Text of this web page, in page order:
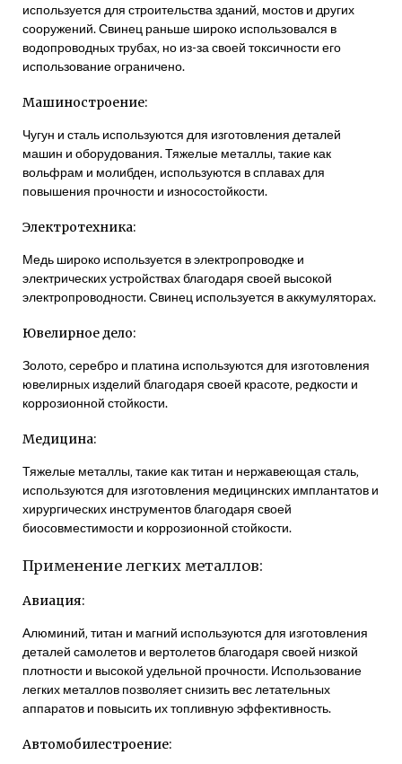
используется для строительства зданий‚ мостов и других
сооружений. Свинец раньше широко использовался в
водопроводных трубах‚ но из-за своей токсичности его
использование ограничено.
Машиностроение:
Чугун и сталь используются для изготовления деталей
машин и оборудования. Тяжелые металлы‚ такие как
вольфрам и молибден‚ используются в сплавах для
повышения прочности и износостойкости.
Электротехника:
Медь широко используется в электропроводке и
электрических устройствах благодаря своей высокой
электропроводности. Свинец используется в аккумуляторах.
Ювелирное дело:
Золото‚ серебро и платина используются для изготовления
ювелирных изделий благодаря своей красоте‚ редкости и
коррозионной стойкости.
Медицина:
Тяжелые металлы‚ такие как титан и нержавеющая сталь‚
используются для изготовления медицинских имплантатов и
хирургических инструментов благодаря своей
биосовместимости и коррозионной стойкости.
Применение легких металлов:
Авиация:
Алюминий‚ титан и магний используются для изготовления
деталей самолетов и вертолетов благодаря своей низкой
плотности и высокой удельной прочности. Использование
легких металлов позволяет снизить вес летательных
аппаратов и повысить их топливную эффективность.
Автомобилестроение: